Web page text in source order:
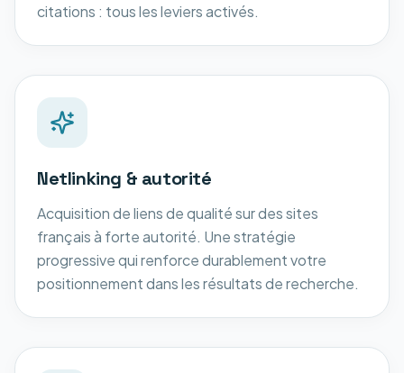
citations : tous les leviers activés.
Netlinking & autorité
Acquisition de liens de qualité sur des sites
français à forte autorité. Une stratégie
progressive qui renforce durablement votre
positionnement dans les résultats de recherche.